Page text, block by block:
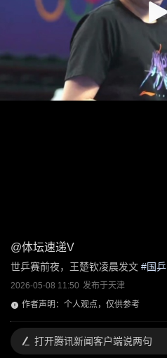
@体坛速递V
世乒赛前夜，王楚钦凌晨发文 #国乒
2026-05-08 11:50 发布于天津
作者声明：个人观点，仅供参考
打开腾讯新闻客户端说两句